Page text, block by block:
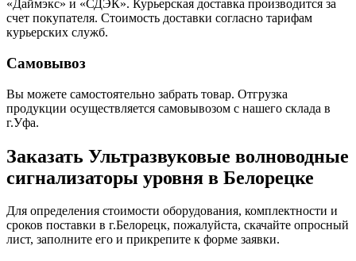
«Даймэкс» и «СДЭК». Курьерская доставка производится за
счет покупателя. Стоимость доставки согласно тарифам
курьерских служб.
Самовывоз
Вы можете самостоятельно забрать товар. Отгрузка
продукции осуществляется самовывозом с нашего склада в
г.Уфа.
Заказать Ультразвуковые волноводные
сигнализаторы уровня в Белорецке
Для определения стоимости оборудования, комплектности и
сроков поставки в г.Белорецк, пожалуйста, скачайте опросный
лист, заполните его и прикрепите к форме заявки.